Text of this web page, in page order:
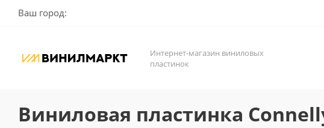
Ваш город:
Интернет-магазин виниловых
пластинок
Виниловая пластинка